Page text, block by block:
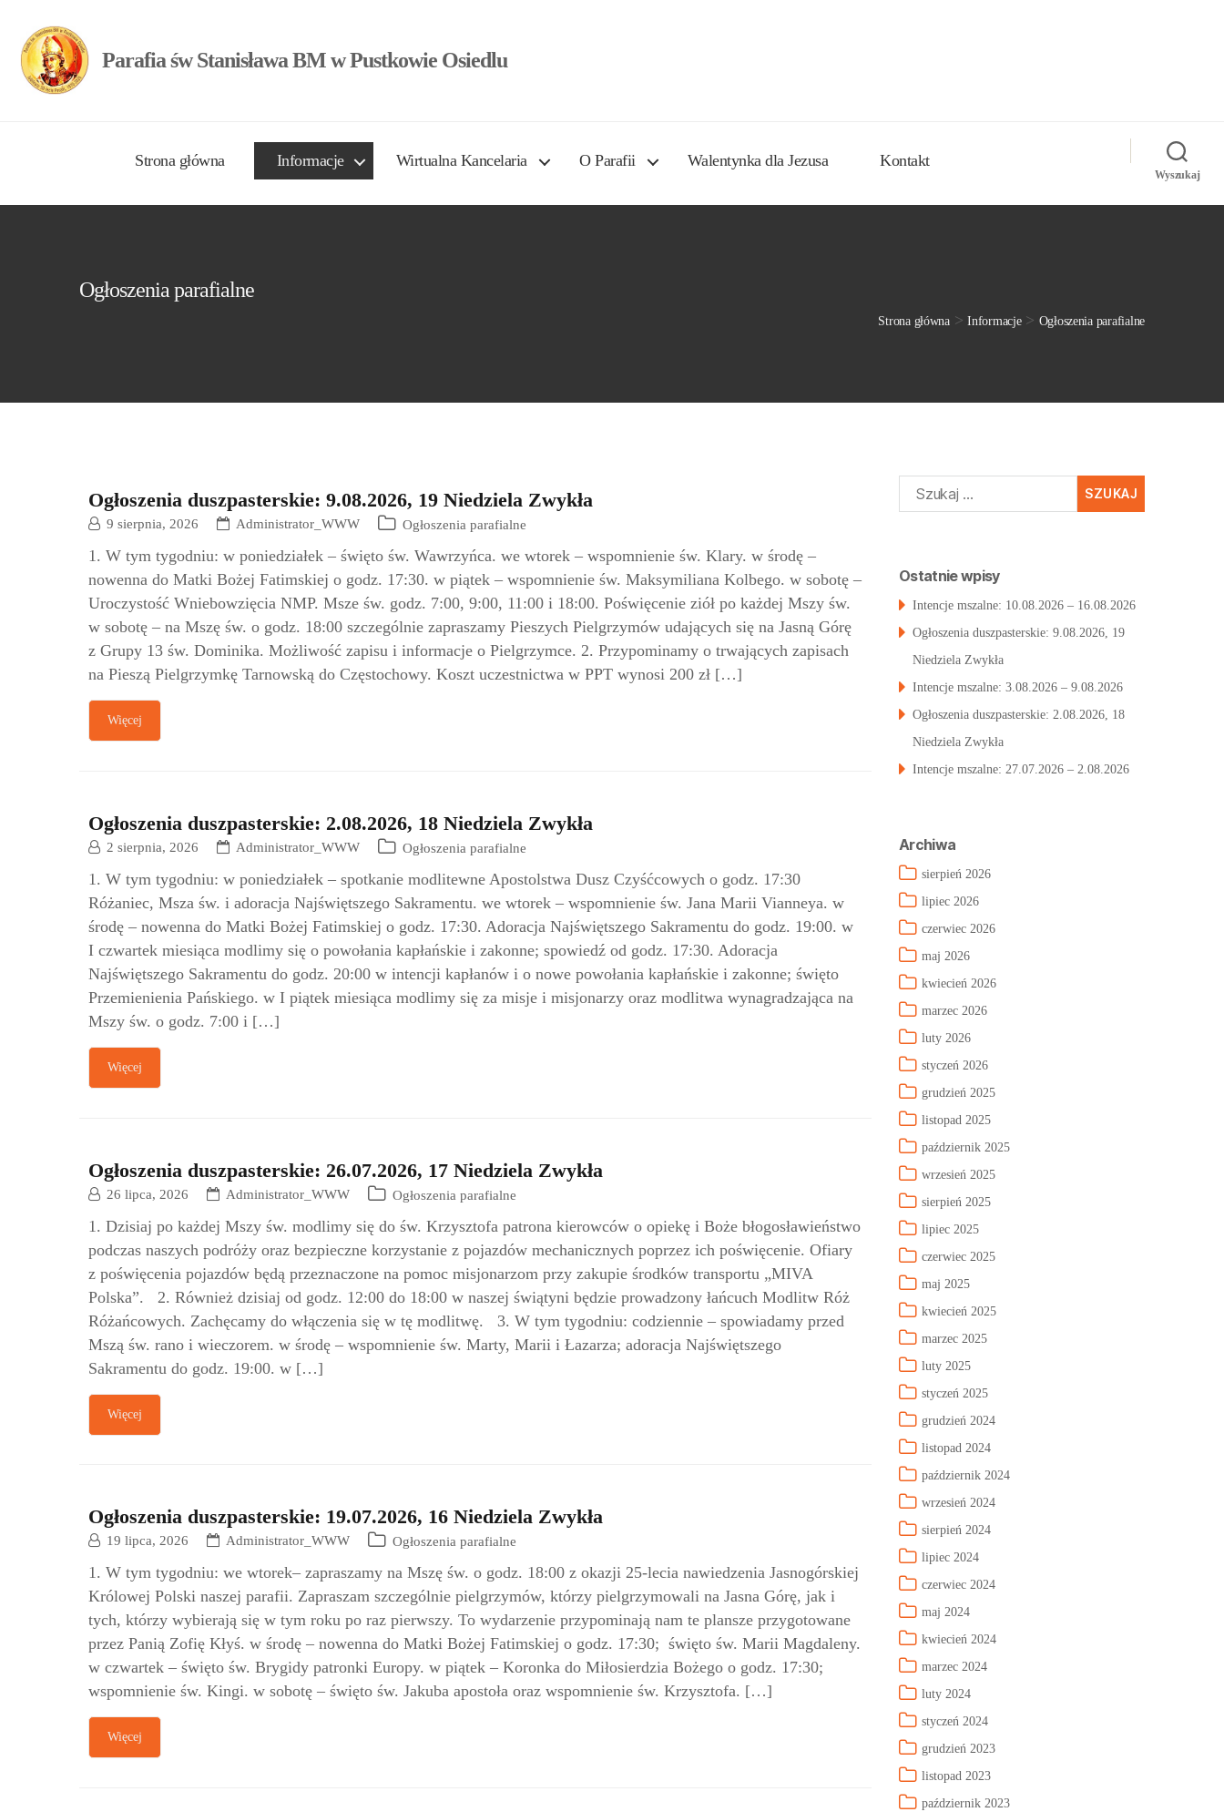
Parafia św Stanisława BM w Pustkowie Osiedlu
Strona główna Informacje Wirtualna Kancelaria O Parafii Walentynka dla Jezusa Kontakt
Wyszukaj
Ogłoszenia parafialne
Strona główna>Informacje> Ogłoszenia parafialne
Ogłoszenia duszpasterskie: 9.08.2026, 19 Niedziela Zwykła
9 sierpnia, 2026 Administrator_WWW Ogłoszenia parafialne
1. W tym tygodniu: w poniedziałek – święto św. Wawrzyńca. we wtorek – wspomnienie św. Klary. w środę –
nowenna do Matki Bożej Fatimskiej o godz. 17:30. w piątek – wspomnienie św. Maksymiliana Kolbego. w sobotę –
Uroczystość Wniebowzięcia NMP. Msze św. godz. 7:00, 9:00, 11:00 i 18:00. Poświęcenie ziół po każdej Mszy św.
w sobotę – na Mszę św. o godz. 18:00 szczególnie zapraszamy Pieszych Pielgrzymów udających się na Jasną Górę
z Grupy 13 św. Dominika. Możliwość zapisu i informacje o Pielgrzymce. 2. Przypominamy o trwających zapisach
na Pieszą Pielgrzymkę Tarnowską do Częstochowy. Koszt uczestnictwa w PPT wynosi 200 zł […]
Więcej
Ogłoszenia duszpasterskie: 2.08.2026, 18 Niedziela Zwykła
2 sierpnia, 2026 Administrator_WWW Ogłoszenia parafialne
1. W tym tygodniu: w poniedziałek – spotkanie modlitewne Apostolstwa Dusz Czyśćcowych o godz. 17:30
Różaniec, Msza św. i adoracja Najświętszego Sakramentu. we wtorek – wspomnienie św. Jana Marii Vianneya. w
środę – nowenna do Matki Bożej Fatimskiej o godz. 17:30. Adoracja Najświętszego Sakramentu do godz. 19:00. w
I czwartek miesiąca modlimy się o powołania kapłańskie i zakonne; spowiedź od godz. 17:30. Adoracja
Najświętszego Sakramentu do godz. 20:00 w intencji kapłanów i o nowe powołania kapłańskie i zakonne; święto
Przemienienia Pańskiego. w I piątek miesiąca modlimy się za misje i misjonarzy oraz modlitwa wynagradzająca na
Mszy św. o godz. 7:00 i […]
Więcej
Ogłoszenia duszpasterskie: 26.07.2026, 17 Niedziela Zwykła
26 lipca, 2026 Administrator_WWW Ogłoszenia parafialne
1. Dzisiaj po każdej Mszy św. modlimy się do św. Krzysztofa patrona kierowców o opiekę i Boże błogosławieństwo
podczas naszych podróży oraz bezpieczne korzystanie z pojazdów mechanicznych poprzez ich poświęcenie. Ofiary
z poświęcenia pojazdów będą przeznaczone na pomoc misjonarzom przy zakupie środków transportu „MIVA
Polska”. 2. Również dzisiaj od godz. 12:00 do 18:00 w naszej świątyni będzie prowadzony łańcuch Modlitw Róż
Różańcowych. Zachęcamy do włączenia się w tę modlitwę. 3. W tym tygodniu: codziennie – spowiadamy przed
Mszą św. rano i wieczorem. w środę – wspomnienie św. Marty, Marii i Łazarza; adoracja Najświętszego
Sakramentu do godz. 19:00. w […]
Więcej
Ogłoszenia duszpasterskie: 19.07.2026, 16 Niedziela Zwykła
19 lipca, 2026 Administrator_WWW Ogłoszenia parafialne
1. W tym tygodniu: we wtorek– zapraszamy na Mszę św. o godz. 18:00 z okazji 25-lecia nawiedzenia Jasnogórskiej
Królowej Polski naszej parafii. Zapraszam szczególnie pielgrzymów, którzy pielgrzymowali na Jasna Górę, jak i
tych, którzy wybierają się w tym roku po raz pierwszy. To wydarzenie przypominają nam te plansze przygotowane
przez Panią Zofię Kłyś. w środę – nowenna do Matki Bożej Fatimskiej o godz. 17:30; święto św. Marii Magdaleny.
w czwartek – święto św. Brygidy patronki Europy. w piątek – Koronka do Miłosierdzia Bożego o godz. 17:30;
wspomnienie św. Kingi. w sobotę – święto św. Jakuba apostoła oraz wspomnienie św. Krzysztofa. […]
Więcej
Szukaj:
Ostatnie wpisy
Intencje mszalne: 10.08.2026 – 16.08.2026
Ogłoszenia duszpasterskie: 9.08.2026, 19
Niedziela Zwykła
Intencje mszalne: 3.08.2026 – 9.08.2026
Ogłoszenia duszpasterskie: 2.08.2026, 18
Niedziela Zwykła
Intencje mszalne: 27.07.2026 – 2.08.2026
Archiwa
sierpień 2026
lipiec 2026
czerwiec 2026
maj 2026
kwiecień 2026
marzec 2026
luty 2026
styczeń 2026
grudzień 2025
listopad 2025
październik 2025
wrzesień 2025
sierpień 2025
lipiec 2025
czerwiec 2025
maj 2025
kwiecień 2025
marzec 2025
luty 2025
styczeń 2025
grudzień 2024
listopad 2024
październik 2024
wrzesień 2024
sierpień 2024
lipiec 2024
czerwiec 2024
maj 2024
kwiecień 2024
marzec 2024
luty 2024
styczeń 2024
grudzień 2023
listopad 2023
październik 2023